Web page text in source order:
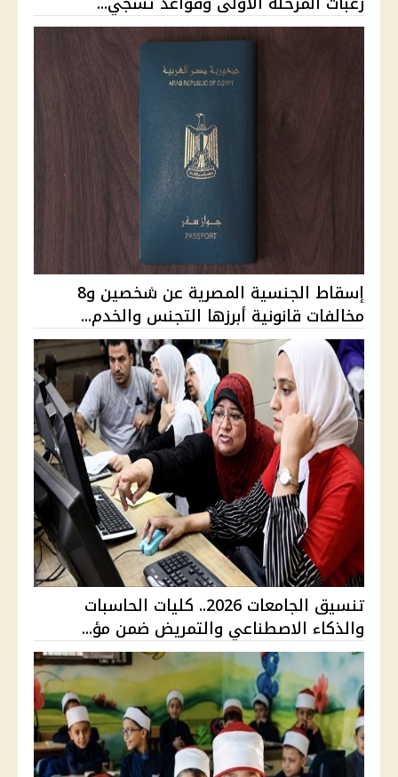
إسقاط الجنسية المصرية عن شخصين و8
مخالفات قانونية أبرزها التجنس والخدم...
تنسيق الجامعات 2026.. كليات الحاسبات
والذكاء الاصطناعي والتمريض ضمن مؤ...